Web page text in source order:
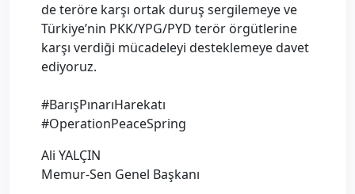
de teröre karşı ortak duruş sergilemeye ve
Türkiye’nin PKK/YPG/PYD terör örgütlerine
karşı verdiği mücadeleyi desteklemeye davet
ediyoruz.
#BarışPınarıHarekatı
#OperationPeaceSpring
Ali YALÇIN
Memur-Sen Genel Başkanı